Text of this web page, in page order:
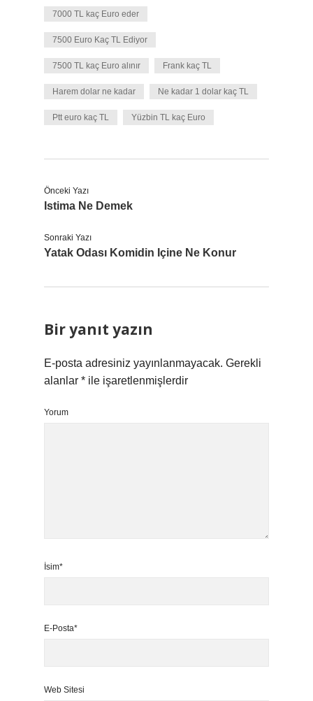
7000 TL kaç Euro eder
7500 Euro Kaç TL Ediyor
7500 TL kaç Euro alınır Frank kaç TL
Harem dolar ne kadar Ne kadar 1 dolar kaç TL
Ptt euro kaç TL Yüzbin TL kaç Euro
Önceki Yazı
Istima Ne Demek
Sonraki Yazı
Yatak Odası Komidin Içine Ne Konur
Bir yanıt yazın
E-posta adresiniz yayınlanmayacak. Gerekli
alanlar * ile işaretlenmişlerdir
Yorum
İsim*
E-Posta*
Web Sitesi